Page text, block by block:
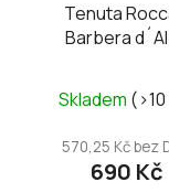
Tenuta
Barbera
Skladem
570,25 Kč bez
690 Kč